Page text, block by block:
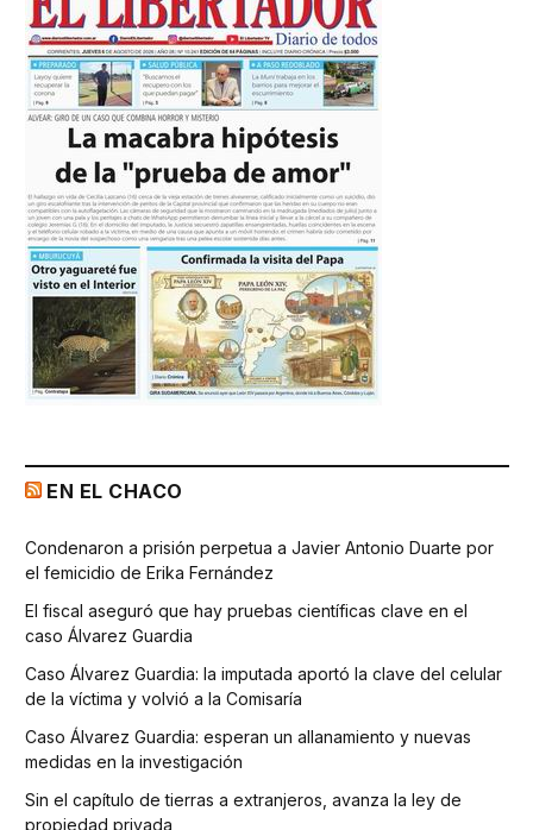
EN EL CHACO
Condenaron a prisión perpetua a Javier Antonio Duarte por
el femicidio de Erika Fernández
El fiscal aseguró que hay pruebas científicas clave en el
caso Álvarez Guardia
Caso Álvarez Guardia: la imputada aportó la clave del celular
de la víctima y volvió a la Comisaría
Caso Álvarez Guardia: esperan un allanamiento y nuevas
medidas en la investigación
Sin el capítulo de tierras a extranjeros, avanza la ley de
propiedad privada